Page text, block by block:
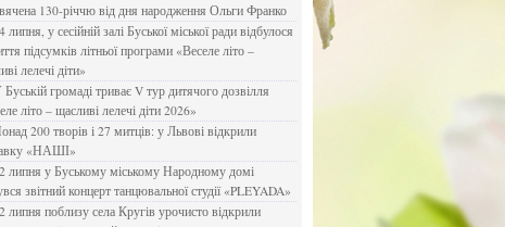
130-річчю від дня народження Ольги Франко
липня, у сесійній залі Буської міської ради відбулося
підсумків літньої програми «Веселе літо –
лелечі діти»
громаді триває V тур дитячого дозвілля
літо – щасливі лелечі діти 2026»
200 творів і 27 митців: у Львові відкрили
«НАШІ»
липня у Буському міському Народному домі
звітний концерт танцювальної студії «PLEYADA»
липня поблизу села Кругів урочисто відкрили